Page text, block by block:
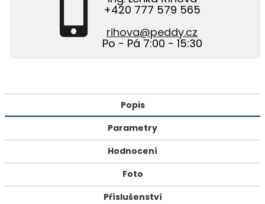
+420 777 579 565
rihova@peddy.cz
Po - Pá 7:00 - 15:30
Popis
Parametry
Hodnocení
Foto
Příslušenství